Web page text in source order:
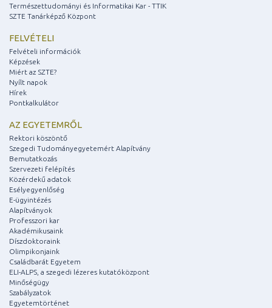
Természettudományi és Informatikai Kar - TTIK
SZTE Tanárképző Központ
FELVÉTELI
Felvételi információk
Képzések
Miért az SZTE?
Nyílt napok
Hírek
Pontkalkulátor
AZ EGYETEMRŐL
Rektori köszöntő
Szegedi Tudományegyetemért Alapítvány
Bemutatkozás
Szervezeti felépítés
Közérdekű adatok
Esélyegyenlőség
E-ügyintézés
Alapítványok
Professzori kar
Akadémikusaink
Díszdoktoraink
Olimpikonjaink
Családbarát Egyetem
ELI-ALPS, a szegedi lézeres kutatóközpont
Minőségügy
Szabályzatok
Egyetemtörténet